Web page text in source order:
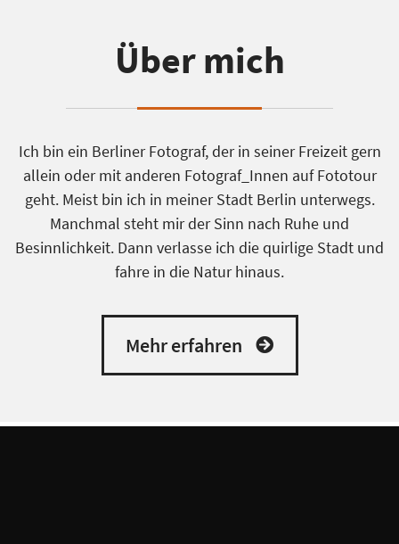
Über mich
Ich bin ein Berliner Fotograf, der in seiner Freizeit gern
allein oder mit anderen Fotograf_Innen auf Fototour
geht. Meist bin ich in meiner Stadt Berlin unterwegs.
Manchmal steht mir der Sinn nach Ruhe und
Besinnlichkeit. Dann verlasse ich die quirlige Stadt und
fahre in die Natur hinaus.
Mehr erfahren